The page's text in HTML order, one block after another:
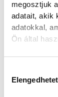
megosztjuk
adatait, akik
adatokkal,
Ön által
Baráti
segítette
az üzleti